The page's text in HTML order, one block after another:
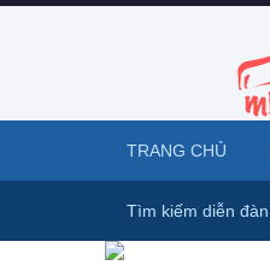
TRANG CHỦ
Tìm kiếm diễn đàn